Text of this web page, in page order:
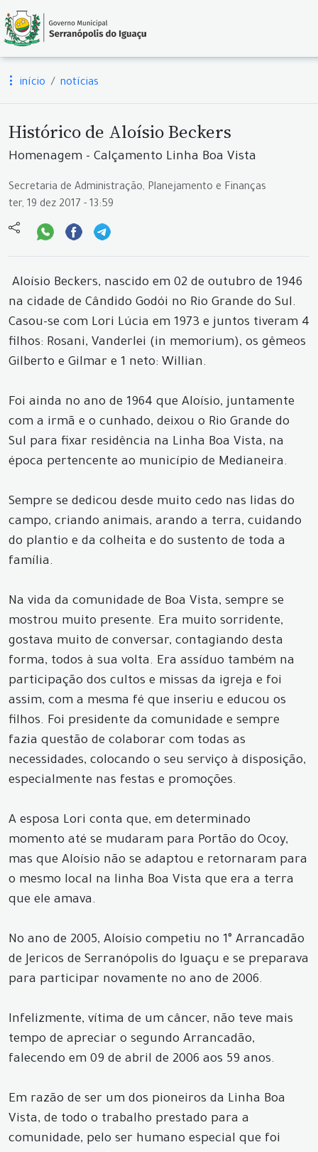
início notícias
Histórico de Aloísio Beckers
Homenagem - Calçamento Linha Boa Vista
Secretaria de Administração, Planejamento e Finanças
ter, 19 dez 2017 - 13:59
Aloísio Beckers, nascido em 02 de outubro de 1946
na cidade de Cândido Godói no Rio Grande do Sul.
Casou-se com Lori Lúcia em 1973 e juntos tiveram 4
filhos: Rosani, Vanderlei (in memorium), os gêmeos
Gilberto e Gilmar e 1 neto: Willian.
Foi ainda no ano de 1964 que Aloísio, juntamente
com a irmã e o cunhado, deixou o Rio Grande do
Sul para fixar residência na Linha Boa Vista, na
época pertencente ao município de Medianeira.
Sempre se dedicou desde muito cedo nas lidas do
campo, criando animais, arando a terra, cuidando
do plantio e da colheita e do sustento de toda a
família.
Na vida da comunidade de Boa Vista, sempre se
mostrou muito presente. Era muito sorridente,
gostava muito de conversar, contagiando desta
forma, todos à sua volta. Era assíduo também na
participação dos cultos e missas da igreja e foi
assim, com a mesma fé que inseriu e educou os
filhos. Foi presidente da comunidade e sempre
fazia questão de colaborar com todas as
necessidades, colocando o seu serviço à disposição,
especialmente nas festas e promoções.
A esposa Lori conta que, em determinado
momento até se mudaram para Portão do Ocoy,
mas que Aloísio não se adaptou e retornaram para
o mesmo local na linha Boa Vista que era a terra
que ele amava.
No ano de 2005, Aloísio competiu no 1° Arrancadão
de Jericos de Serranópolis do Iguaçu e se preparava
para participar novamente no ano de 2006.
Infelizmente, vítima de um câncer, não teve mais
tempo de apreciar o segundo Arrancadão,
falecendo em 09 de abril de 2006 aos 59 anos.
Em razão de ser um dos pioneiros da Linha Boa
Vista, de todo o trabalho prestado para a
comunidade, pelo ser humano especial que foi